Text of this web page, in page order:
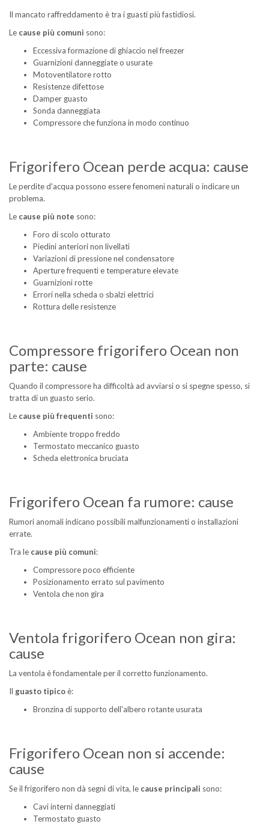
Il mancato raffreddamento è tra i guasti più fastidiosi.
Le cause più comuni sono:
Eccessiva formazione di ghiaccio nel freezer
Guarnizioni danneggiate o usurate
Motoventilatore rotto
Resistenze difettose
Damper guasto
Sonda danneggiata
Compressore che funziona in modo continuo
Frigorifero Ocean perde acqua: cause
Le perdite d'acqua possono essere fenomeni naturali o indicare un
problema.
Le cause più note sono:
Foro di scolo otturato
Piedini anteriori non livellati
Variazioni di pressione nel condensatore
Aperture frequenti e temperature elevate
Guarnizioni rotte
Errori nella scheda o sbalzi elettrici
Rottura delle resistenze
Compressore frigorifero Ocean non
parte: cause
Quando il compressore ha difficoltà ad avviarsi o si spegne spesso, si
tratta di un guasto serio.
Le cause più frequenti sono:
Ambiente troppo freddo
Termostato meccanico guasto
Scheda elettronica bruciata
Frigorifero Ocean fa rumore: cause
Rumori anomali indicano possibili malfunzionamenti o installazioni
errate.
Tra le cause più comuni:
Compressore poco efficiente
Posizionamento errato sul pavimento
Ventola che non gira
Ventola frigorifero Ocean non gira:
cause
La ventola è fondamentale per il corretto funzionamento.
Il guasto tipicoè:
Bronzina di supporto dell'albero rotante usurata
Frigorifero Ocean non si accende:
cause
Se il frigorifero non dà segni di vita, le cause principali sono:
Cavi interni danneggiati
Termostato guasto